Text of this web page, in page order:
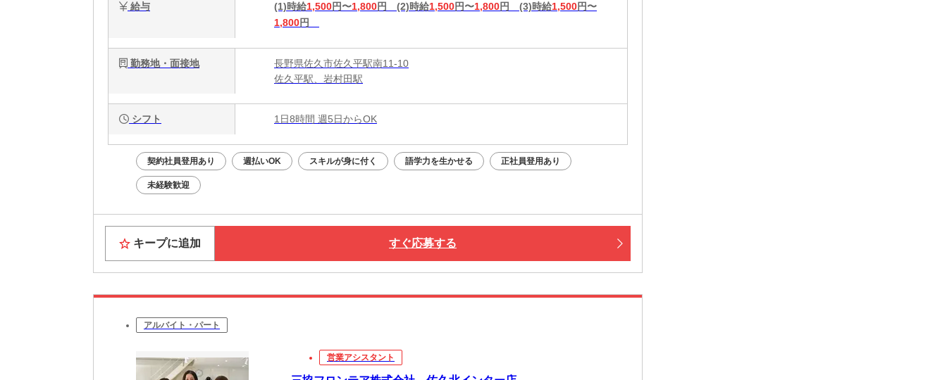
給与 (1)時給1,500円〜1,800円 (2)時給1,500円〜1,800円 (3)時給1,500円〜
1,800円
勤務地・面接地
長野県佐久市佐久平駅南11-10
佐久平駅、岩村田駅
シフト 1日8時間 週5日からOK
契約社員登用あり 週払いOK スキルが身に付く 語学力を生かせる 正社員登用あり
未経験歓迎
キープに追加 すぐ応募する
アルバイト・パート
営業アシスタント